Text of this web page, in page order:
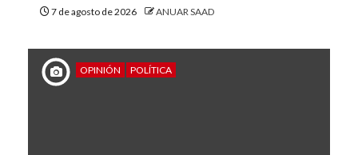
7 de agosto de 2026 ANUAR SAAD
OPINIÓN POLÍTICA